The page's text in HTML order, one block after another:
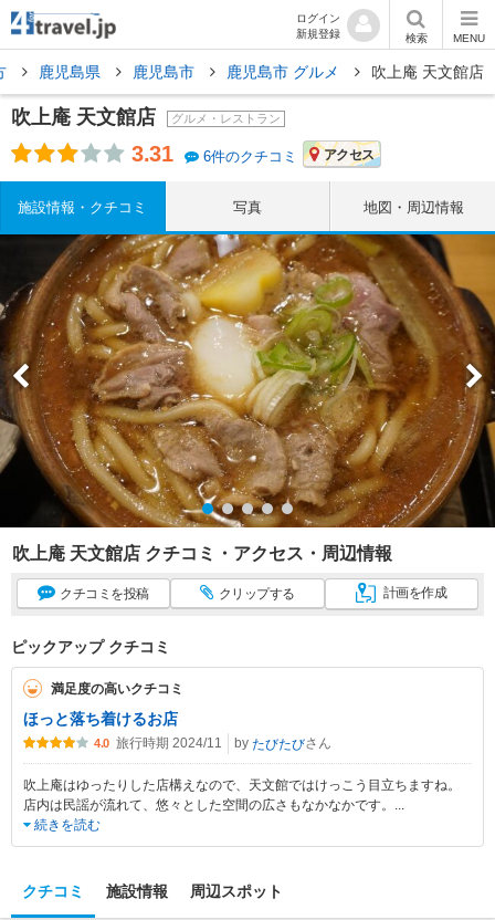
ログイン
新規登録
検索 MENU
鹿児島県 鹿児島市 鹿児島市 グルメ 吹上庵 天文館店
吹上庵 天文館店 グルメ・レストラン
3.31 6件のクチコミ アクセス
施設情報・クチコミ 写真 地図・周辺情報
吹上庵 天文館店 クチコミ・アクセス・周辺情報
クチコミ を投稿 クリップする 計画を作成
ピックアップ クチコミ
満足度の高いクチコミ
ほっと落ち着けるお店
4.0 旅行時期 2024/11 by たびたびさん
吹上庵はゆったりした店構えなので、天文館ではけっこう目立ちますね。
店内は民謡が流れて、悠々とした空間の広さもなかなかです。 ...
続きを読む
クチコミ 施設情報 周辺スポット